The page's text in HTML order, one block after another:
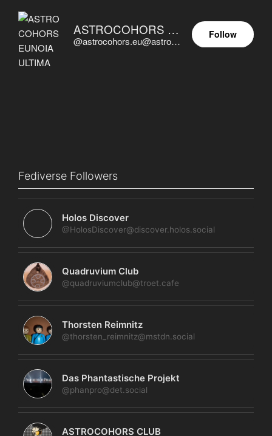
ASTROCOHORS EUNOIA ULTIMA
@astrocohors.eu@astrocohors.eu
Follow
Fediverse Followers
Holos Discover
@HolosDiscover@discover.holos.social
Quadruvium Club
@quadruviumclub@troet.cafe
Thorsten Reimnitz
@thorsten_reimnitz@mstdn.social
Das Phantastische Projekt
@phanpro@det.social
ASTROCOHORS CLUB